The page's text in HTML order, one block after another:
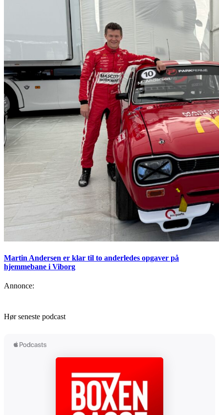
Martin Andersen er klar til to anderledes opgaver på
hjemmebane i Viborg
Annonce:
Hør seneste podcast